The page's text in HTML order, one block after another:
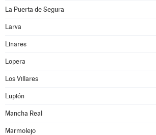
La Puerta de Segura
Larva
Linares
Lopera
Los Villares
Lupión
Mancha Real
Marmolejo